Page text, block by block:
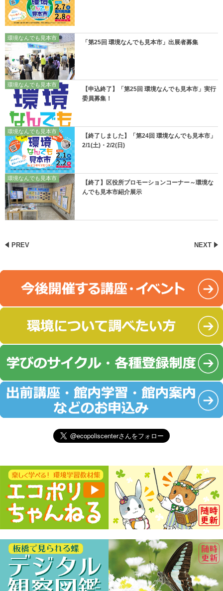
環境なんでも見本市
「第25回 環境なんでも見本市」出展者募集
環境なんでも見本市
【申込終了】「第25回 環境なんでも見本市」実行
委員募集！
環境なんでも見本市
【終了しました】「第24回 環境なんでも見本市」
2/1(土)・2/2(日)
環境なんでも見本市
【終了】区役所プロモーションコーナー～環境な
んでも見本市紹介展示
PREV NEXT